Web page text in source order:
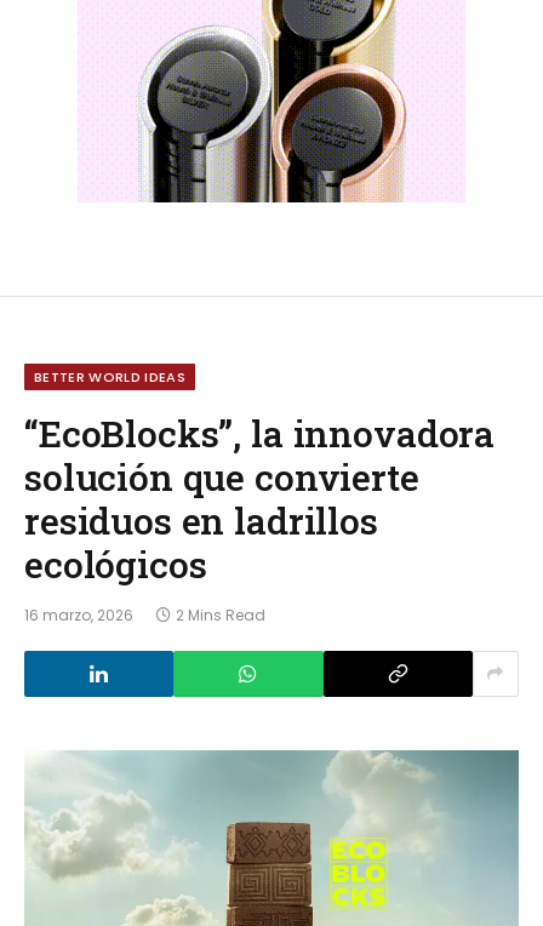
BETTER WORLD IDEAS
“EcoBlocks”, la innovadora
solución que convierte
residuos en ladrillos
ecológicos
16 marzo, 2026 2 Mins Read